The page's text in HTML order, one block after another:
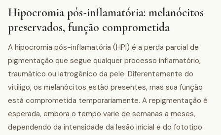
Hipocromia pós-inflamatória: melanócitos
preservados, função comprometida
A hipocromia pós-inflamatória (HPI) é a perda parcial de
pigmentação que segue qualquer processo inflamatório,
traumático ou iatrogênico da pele. Diferentemente do
vitiligo, os melanócitos estão presentes, mas sua função
está comprometida temporariamente. A repigmentação é
esperada, embora o tempo varie de semanas a meses,
dependendo da intensidade da lesão inicial e do fototipo